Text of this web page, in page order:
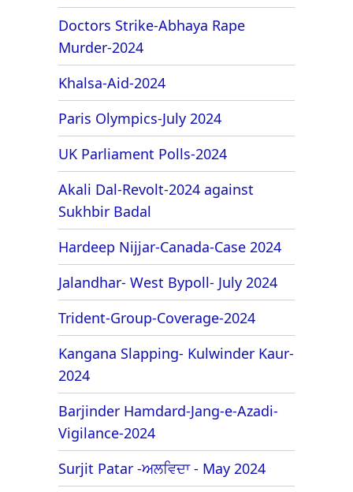
Doctors Strike-Abhaya Rape
Murder-2024
Khalsa-Aid-2024
Paris Olympics-July 2024
UK Parliament Polls-2024
Akali Dal-Revolt-2024 against
Sukhbir Badal
Hardeep Nijjar-Canada-Case 2024
Jalandhar- West Bypoll- July 2024
Trident-Group-Coverage-2024
Kangana Slapping- Kulwinder Kaur-
2024
Barjinder Hamdard-Jang-e-Azadi-
Vigilance-2024
Surjit Patar -ਅਲਵਿਦਾ - May 2024